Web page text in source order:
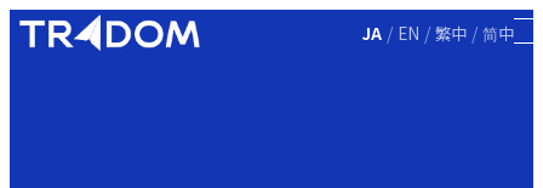
JA / EN / 繁中 / 简中